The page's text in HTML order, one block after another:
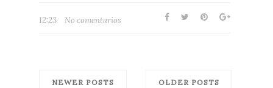
12:23 No comentarios
NEWER POSTS OLDER POSTS